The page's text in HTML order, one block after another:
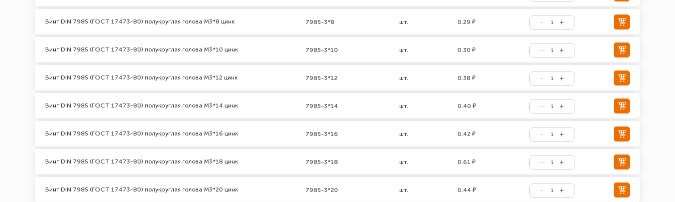
Винт DIN 7985 (ГОСТ 17473-80) полукруглая голова М3*8 цинк 7985-3*8 шт. 0.29 ₽
Винт DIN 7985 (ГОСТ 17473-80) полукруглая голова М3*10 цинк 7985-3*10 шт. 0.30 ₽
Винт DIN 7985 (ГОСТ 17473-80) полукруглая голова М3*12 цинк 7985-3*12 шт. 0.38 ₽
Винт DIN 7985 (ГОСТ 17473-80) полукруглая голова М3*14 цинк 7985-3*14 шт. 0.40 ₽
Винт DIN 7985 (ГОСТ 17473-80) полукруглая голова М3*16 цинк 7985-3*16 шт. 0.42 ₽
Винт DIN 7985 (ГОСТ 17473-80) полукруглая голова М3*18 цинк 7985-3*18 шт. 0.61 ₽
Винт DIN 7985 (ГОСТ 17473-80) полукруглая голова М3*20 цинк 7985-3*20 шт. 0.44 ₽